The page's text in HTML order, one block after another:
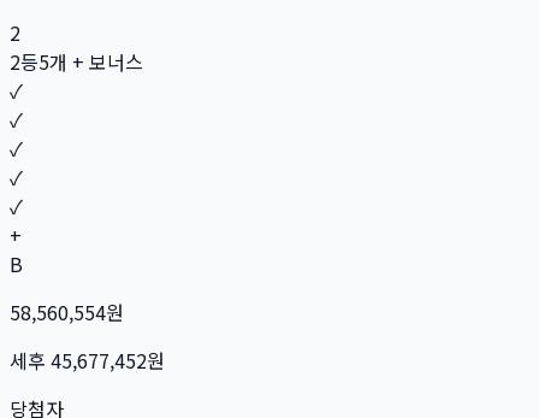
2
2등5개 + 보너스
✓
✓
✓
✓
✓
+
B
58,560,554원
세후 45,677,452원
당첨자